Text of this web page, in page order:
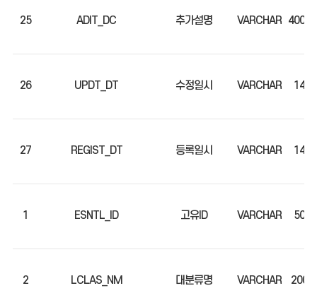
25 ADIT_DC 추가설명 VARCHAR 4000
26 UPDT_DT 수정일시 VARCHAR 14
27 REGIST_DT 등록일시 VARCHAR 14
1 ESNTL_ID 고유ID VARCHAR 50
2 LCLAS_NM 대분류명 VARCHAR 200